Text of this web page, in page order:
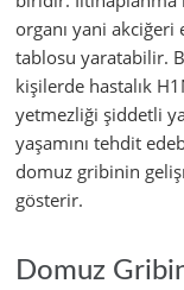
organı yani
tablosu yaratabilir.
kişilerde hastalık
yetmezliği şiddetli
yaşamını tehdit
domuz gribinin
gösterir.
Domuz